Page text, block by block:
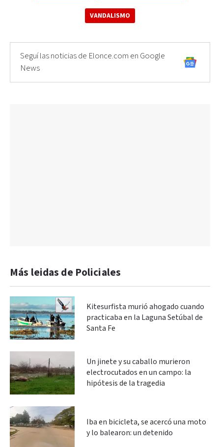
VANDALISMO
Seguí las noticias de Elonce.com en Google
News
Más leidas de Policiales
Kitesurfista murió ahogado cuando
practicaba en la Laguna Setúbal de
Santa Fe
Un jinete y su caballo murieron
electrocutados en un campo: la
hipótesis de la tragedia
Iba en bicicleta, se acercó una moto
y lo balearon: un detenido